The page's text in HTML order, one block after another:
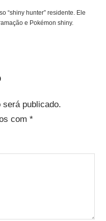
“shiny hunter” residente. Ele
e Pokémon shiny.
será publicado.
com *